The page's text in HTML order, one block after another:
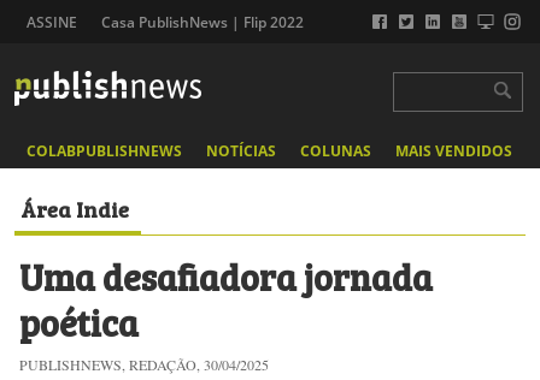
ASSINE Casa PublishNews | Flip 2022
COLABPUBLISHNEWS NOTÍCIAS COLUNAS MAIS VENDIDOS
Área Indie
Uma desafiadora jornada
poética
PUBLISHNEWS, REDAÇÃO, 30/04/2025